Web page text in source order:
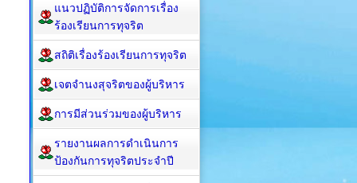
แนวปฏิบัติการจัดการเรื่อง
ร้องเรียนการทุจริต
สถิติเรื่องร้องเรียนการทุจริต
เจตจำนงสุจริตของผู้บริหาร
การมีส่วนร่วมของผู้บริหาร
รายงานผลการดำเนินการ
ป้องกันการทุจริตประจำปี